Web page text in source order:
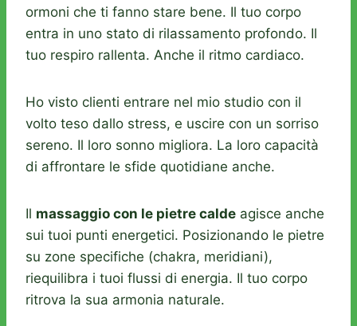
ormoni che ti fanno stare bene. Il tuo corpo
entra in uno stato di rilassamento profondo. Il
tuo respiro rallenta. Anche il ritmo cardiaco.
Ho visto clienti entrare nel mio studio con il
volto teso dallo stress, e uscire con un sorriso
sereno. Il loro sonno migliora. La loro capacità
di affrontare le sfide quotidiane anche.
Il massaggio con le pietre calde agisce anche
sui tuoi punti energetici. Posizionando le pietre
su zone specifiche (chakra, meridiani),
riequilibra i tuoi flussi di energia. Il tuo corpo
ritrova la sua armonia naturale.